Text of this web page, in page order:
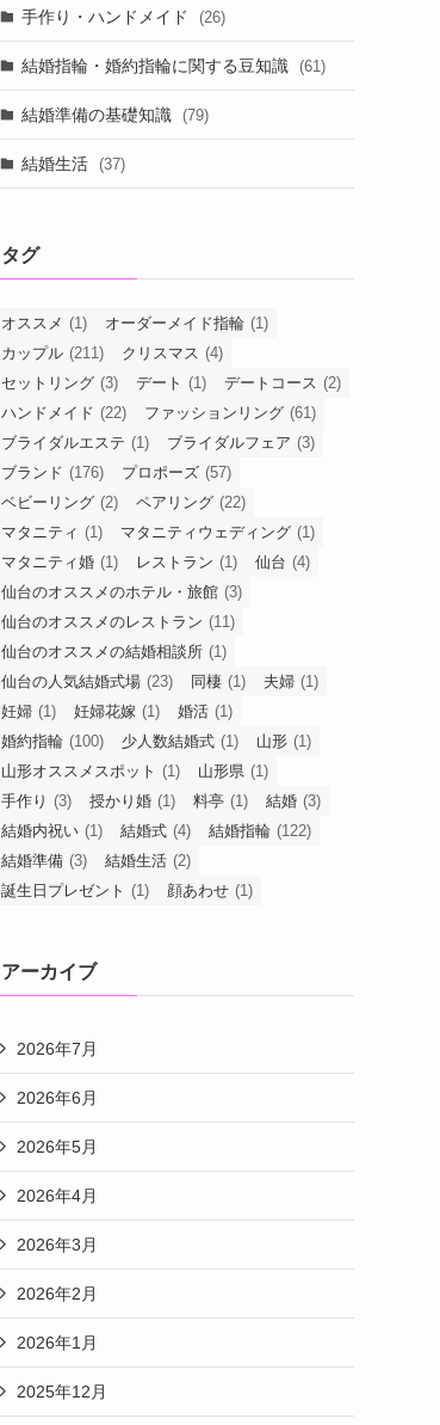
手作り・ハンドメイド (26)
結婚指輪・婚約指輪に関する豆知識 (61)
結婚準備の基礎知識 (79)
結婚生活 (37)
タグ
オススメ (1) オーダーメイド指輪 (1)
カップル (211) クリスマス (4)
セットリング (3) デート (1) デートコース (2)
ハンドメイド (22) ファッションリング (61)
ブライダルエステ (1) ブライダルフェア (3)
ブランド (176) プロポーズ (57)
ベビーリング (2) ペアリング (22)
マタニティ (1) マタニティウェディング (1)
マタニティ婚 (1) レストラン (1) 仙台 (4)
仙台のオススメのホテル・旅館 (3)
仙台のオススメのレストラン (11)
仙台のオススメの結婚相談所 (1)
仙台の人気結婚式場 (23) 同棲 (1) 夫婦 (1)
妊婦 (1) 妊婦花嫁 (1) 婚活 (1)
婚約指輪 (100) 少人数結婚式 (1) 山形 (1)
山形オススメスポット (1) 山形県 (1)
手作り (3) 授かり婚 (1) 料亭 (1) 結婚 (3)
結婚内祝い (1) 結婚式 (4) 結婚指輪 (122)
結婚準備 (3) 結婚生活 (2)
誕生日プレゼント (1) 顔あわせ (1)
アーカイブ
2026年7月
2026年6月
2026年5月
2026年4月
2026年3月
2026年2月
2026年1月
2025年12月